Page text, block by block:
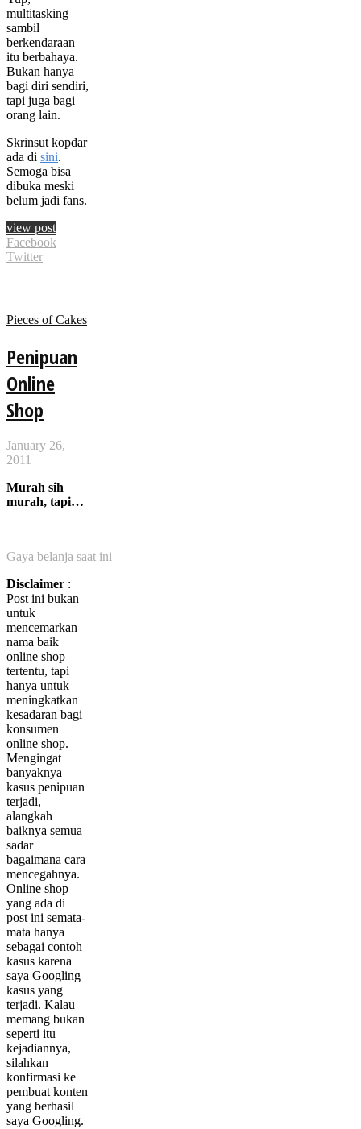
multitasking
sambil
berkendaraan
itu berbahaya.
Bukan hanya
bagi diri sendiri,
tapi juga bagi
orang lain.
Skrinsut kopdar
ada di sini.
Semoga bisa
dibuka meski
belum jadi fans.
view post
Facebook
Twitter
Pieces of Cakes
Penipuan
Online
Shop
January 26,
2011
Murah sih
murah, tapi…
Gaya belanja saat ini
Disclaimer :
Post ini bukan
untuk
mencemarkan
nama baik
online shop
tertentu, tapi
hanya untuk
meningkatkan
kesadaran bagi
konsumen
online shop.
Mengingat
banyaknya
kasus penipuan
terjadi,
alangkah
baiknya semua
sadar
bagaimana cara
mencegahnya.
Online shop
yang ada di
post ini semata-
mata hanya
sebagai contoh
kasus karena
saya Googling
kasus yang
terjadi. Kalau
memang bukan
seperti itu
kejadiannya,
silahkan
konfirmasi ke
pembuat konten
yang berhasil
saya Googling.